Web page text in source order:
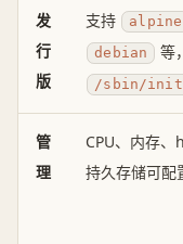
发
行
版
支持 alpine
debian 等
/sbin/init
管
理
CPU、内存、
持久存储可配